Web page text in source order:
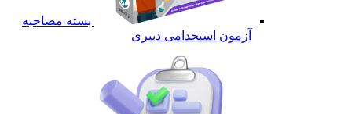
بسته مصاحبه
آزمون استخدامی دبیری